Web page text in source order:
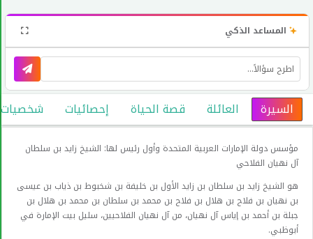
المساعد الذكي
السيرة العائلة قصة الحياة إحصائيات شخصيات
مؤسس دولة الإمارات العربية المتحدة وأول رئيس لها: الشيخ زايد بن سلطان
آل نهيان الفلاحي
هو الشيخ زايد بن سلطان بن زايد الأول بن خليفة بن شخبوط بن ذياب بن عيسى
بن نهيان بن فلاح بن هلال بن فلاح بن محمد بن سلطان بن محمد بن هلال بن
جبلة بن أحمد بن إياس آل نهيان، من آل نهيان الفلاحيين، سليل بيت الإمارة في
أبوظبي.